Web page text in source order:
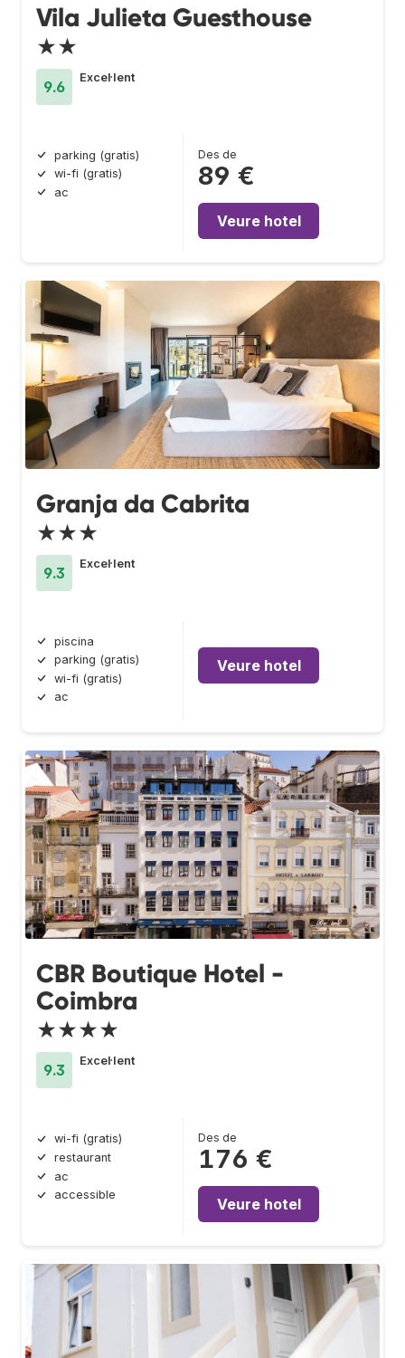
Vila Julieta Guesthouse
★★
9.6
Excel·lent
parking (gratis)
wi-fi (gratis)
ac
Des de
89 €
Veure hotel
Granja da Cabrita
★★★
9.3
Excel·lent
piscina
parking (gratis)
wi-fi (gratis)
ac
Veure hotel
CBR Boutique Hotel -
Coimbra
★★★★
9.3
Excel·lent
wi-fi (gratis)
restaurant
ac
accessible
Des de
176 €
Veure hotel